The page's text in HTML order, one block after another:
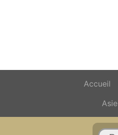
Accueil
Asie